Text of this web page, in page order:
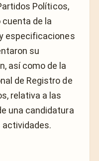
Políticos,
cuenta de la
especificaciones
su
así como de la
de Registro de
relativa a las
una candidatura
actividades.